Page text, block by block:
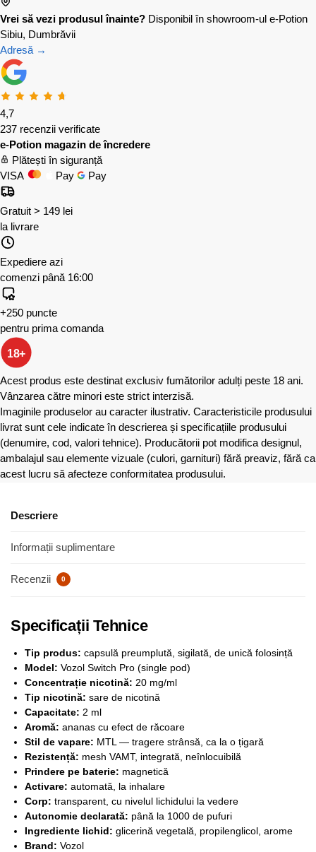
Vrei să vezi produsul înainte? Disponibil în showroom-ul e-Potion
Sibiu, Dumbrăvii
Adresă →
4,7
237 recenzii verificate
e-Potion magazin de încredere
Plătești în siguranță
VISA
Pay Pay
Gratuit > 149 lei
la livrare
Expediere azi
comenzi până 16:00
+250 puncte
pentru prima comanda
18+
Acest produs este destinat exclusiv fumătorilor adulți peste 18 ani.
Vânzarea către minori este strict interzisă.
Imaginile produselor au caracter ilustrativ. Caracteristicile produsului
livrat sunt cele indicate în descrierea și specificațiile produsului
(denumire, cod, valori tehnice). Producătorii pot modifica designul,
ambalajul sau elemente vizuale (culori, garnituri) fără preaviz, fără ca
acest lucru să afecteze conformitatea produsului.
Descriere
Informații suplimentare
Recenzii 0
Specificații Tehnice
Tip produs: capsulă preumplută, sigilată, de unică folosință
Model: Vozol Switch Pro (single pod)
Concentrație nicotină: 20 mg/ml
Tip nicotină: sare de nicotină
Capacitate: 2 ml
Aromă: ananas cu efect de răcoare
Stil de vapare: MTL — tragere strânsă, ca la o țigară
Rezistență: mesh VAMT, integrată, neînlocuibilă
Prindere pe baterie: magnetică
Activare: automată, la inhalare
Corp: transparent, cu nivelul lichidului la vedere
Autonomie declarată: până la 1000 de pufuri
Ingrediente lichid: glicerină vegetală, propilenglicol, arome
Brand: Vozol